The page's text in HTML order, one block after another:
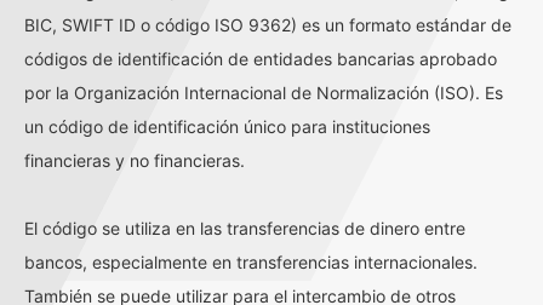
BIC, SWIFT ID o código ISO 9362) es un formato estándar de
códigos de identificación de entidades bancarias aprobado
por la Organización Internacional de Normalización (ISO). Es
un código de identificación único para instituciones
financieras y no financieras.
El código se utiliza en las transferencias de dinero entre
bancos, especialmente en transferencias internacionales.
También se puede utilizar para el intercambio de otros